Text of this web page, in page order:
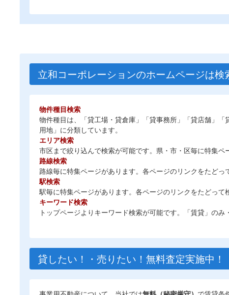
立和コーポレーションのホームページは検
物件種目検索
物件種目は、「貸工場・貸倉庫」「貸事務所」「貸店舗」
用地」に分類しています。
エリア検索
市区まで絞り込んで検索が可能です。県・市・区毎に特集ペ
路線検索
路線毎に特集ページがあります。各ページのリンクをたどっ
駅検索
駅毎に特集ページがあります。各ページのリンクをたどって
キーワード検索
トップページよりキーワード検索が可能です。「賃貸」のみ
貸したい！・売りたい！無料査定実施中！